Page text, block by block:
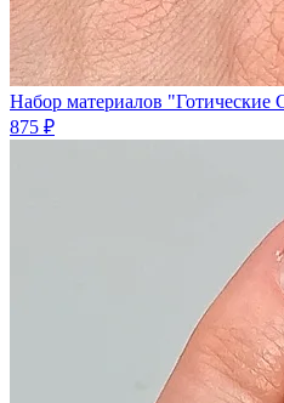
Набор материалов "Готические
875 ₽